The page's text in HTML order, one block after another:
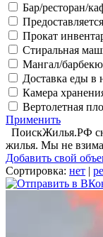
Бар/ресторан/
Прокат
Стиральная
Мангал/барбекю
Доставка еды в
Камера
Вертолетная
Применить
ПоискЖилья.РФ
жилья. Мы не
Добавить свой
Сортировка: нет |